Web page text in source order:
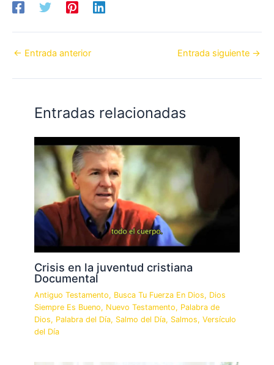
← Entrada anterior Entrada siguiente →
Entradas relacionadas
Crisis en la juventud cristiana
Documental
Antiguo Testamento, Busca Tu Fuerza En Dios, Dios
Siempre Es Bueno, Nuevo Testamento, Palabra de
Dios, Palabra del Día, Salmo del Día, Salmos,Versículo
del Día